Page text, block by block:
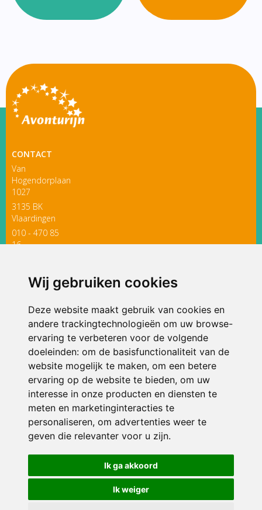
Wij gebruiken cookies
Deze website maakt gebruik van cookies en
andere trackingtechnologieën om uw browse-
ervaring te verbeteren voor de volgende
doeleinden: om de basisfunctionaliteit van de
website mogelijk te maken, om een betere
ervaring op de website te bieden, om uw
interesse in onze producten en diensten te
meten en marketinginteracties te
personaliseren, om advertenties weer te
geven die relevanter voor u zijn.
Ik ga akkoord
Ik weiger
CONTACT
Van
Hogendorplaan
1027
3135 BK
Vlaardingen
010 - 470 85
16
ONDERDEEL VAN
© 2026 Avonturijn | Alle rechten voorbehouden
Privacy policy|Disclaimer| Klachtenregeling|RSIN en Anbi
voorkeuren
Crealisatie The MindOffice